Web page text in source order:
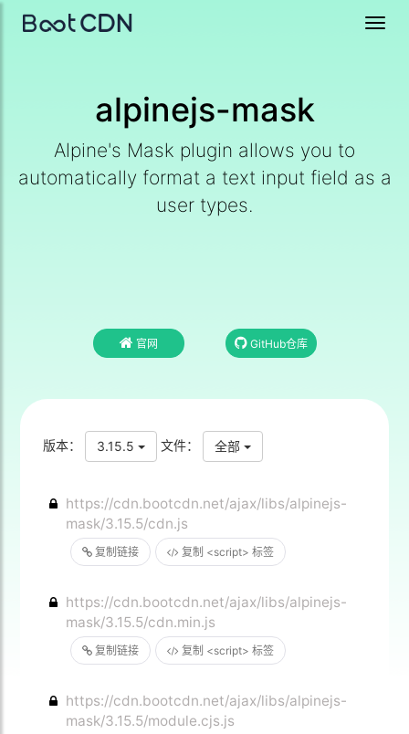
alpinejs-mask
Alpine's Mask plugin allows you to
automatically format a text input field as a
user types.
官网 GitHub仓库
版本： 3.15.5 文件： 全部
复制链接 复制 <script> 标签
https://cdn.bootcdn.net/ajax/libs/alpinejs-
mask/3.15.5/cdn.js
复制链接 复制 <script> 标签
https://cdn.bootcdn.net/ajax/libs/alpinejs-
mask/3.15.5/cdn.min.js
https://cdn.bootcdn.net/ajax/libs/alpinejs-
mask/3.15.5/module.cjs.js